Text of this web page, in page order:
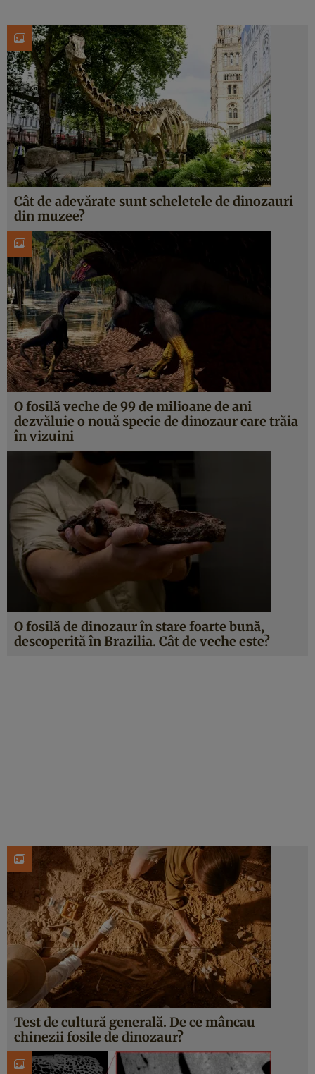
Cât de adevărate sunt scheletele de dinozauri
din muzee?
O fosilă veche de 99 de milioane de ani
dezvăluie o nouă specie de dinozaur care trăia
în vizuini
O fosilă de dinozaur în stare foarte bună,
descoperită în Brazilia. Cât de veche este?
Test de cultură generală. De ce mâncau
chinezii fosile de dinozaur?